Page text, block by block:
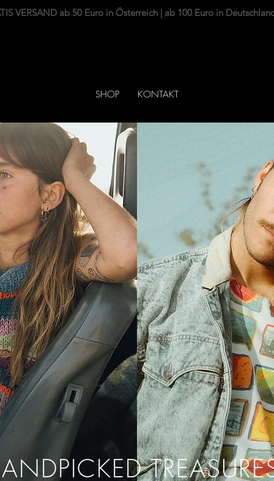
VERSAND ab 50 Euro in Österreich | ab 100 Euro in
SHOP KONTAKT